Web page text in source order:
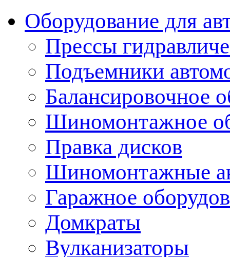
Оборудование для
Прессы
Подъемники
Балансировочное
Шиномонтажное
Правка дисков
Шиномонтажные
Гаражное
Домкраты
Вулканизаторы